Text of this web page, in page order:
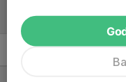
Tabell